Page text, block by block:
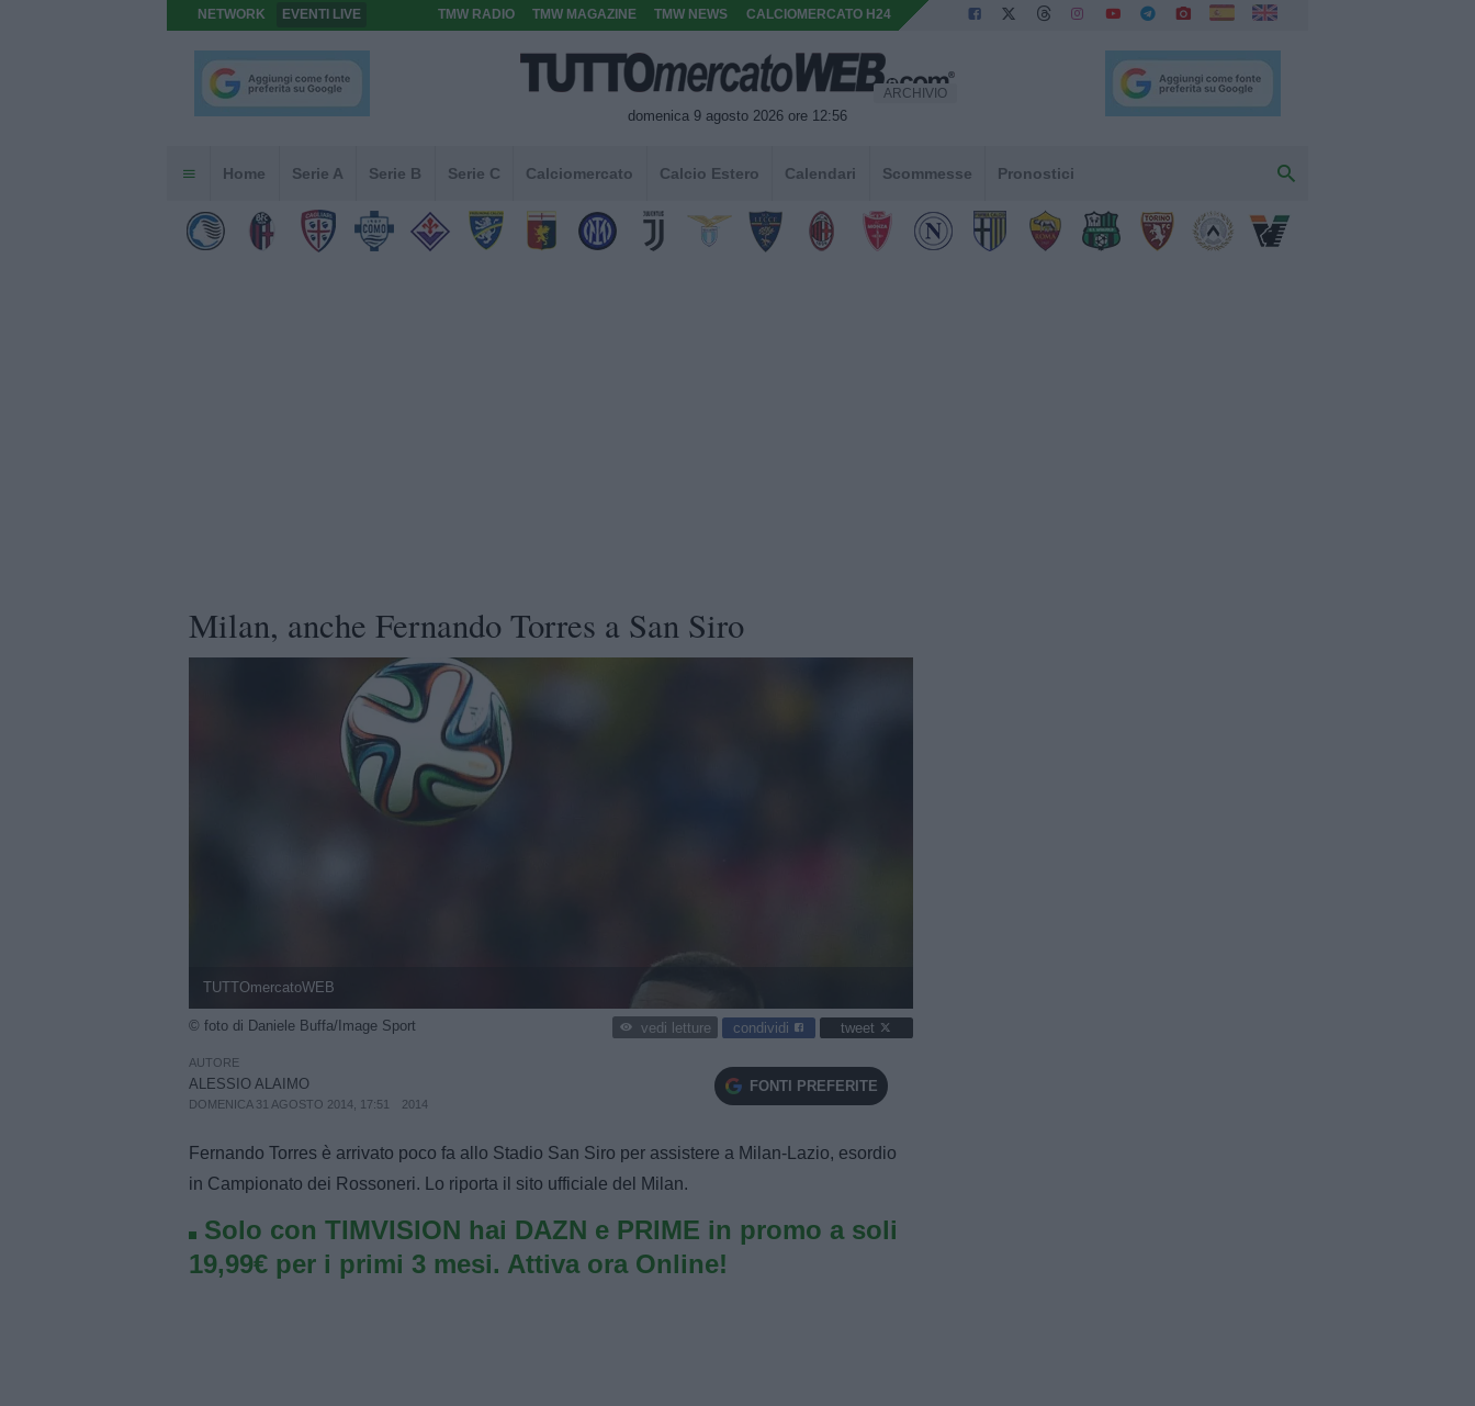
NETWORK EVENTI LIVE TMW RADIO TMW MAGAZINE TMW NEWS CALCIOMERCATO H24
domenica 9 agosto 2026 ore 12:56
ARCHIVIO
Home Serie A Serie B Serie C Calciomercato Calcio Estero Calendari Scommesse Pronostici
Milan, anche Fernando Torres a San Siro
TUTTOmercatoWEB
© foto di Daniele Buffa/Image Sport vedi letture condividi tweet
AUTORE
ALESSIO ALAIMO
DOMENICA 31 AGOSTO 2014, 17:51 2014
FONTI PREFERITE
Fernando Torres è arrivato poco fa allo Stadio San Siro per assistere a Milan-Lazio, esordio
in Campionato dei Rossoneri. Lo riporta il sito ufficiale del Milan.
Solo con TIMVISION hai DAZN e PRIME in promo a soli
19,99€ per i primi 3 mesi. Attiva ora Online!